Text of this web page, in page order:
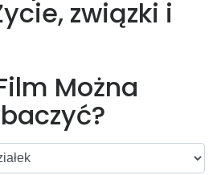
związki i
Można